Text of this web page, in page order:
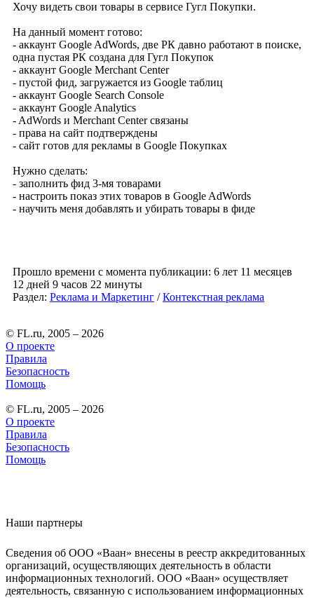
Хочу видеть свои товары в сервисе Гугл Покупки.
На данный момент готово:
- аккаунт Google AdWords, две РК давно работают в поиске,
одна пустая РК создана для Гугл Покупок
- аккаунт Google Merchant Center
- пустой фид, загружается из Google таблиц
- аккаунт Google Search Console
- аккаунт Google Analytics
- AdWords и Merchant Center связаны
- права на сайт подтверждены
- сайт готов для рекламы в Google Покупках
Нужно сделать:
- заполнить фид 3-мя товарами
- настроить показ этих товаров в Google AdWords
- научить меня добавлять и убирать товары в фиде
Прошло времени с момента публикации: 6 лет 11 месяцев
12 дней 9 часов 22 минуты
Раздел: Реклама и Маркетинг /Контекстная реклама
© FL.ru, 2005 – 2026
О проекте
Правила
Безопасность
Помощь
© FL.ru, 2005 – 2026
О проекте
Правила
Безопасность
Помощь
Наши партнеры
Сведения об ООО «Ваан» внесены в реестр аккредитованных
организаций, осуществляющих деятельность в области
информационных технологий. ООО «Ваан» осуществляет
деятельность, связанную с использованием информационных